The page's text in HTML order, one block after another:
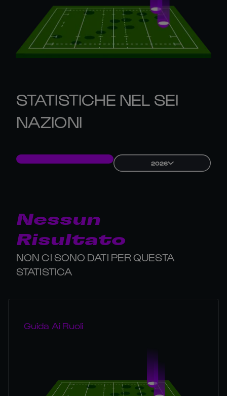
STATISTICHE NEL SEI
NAZIONI
2026
Nessun
Risultato
NON CI SONO DATI PER QUESTA
STATISTICA
Guida Ai Ruoli